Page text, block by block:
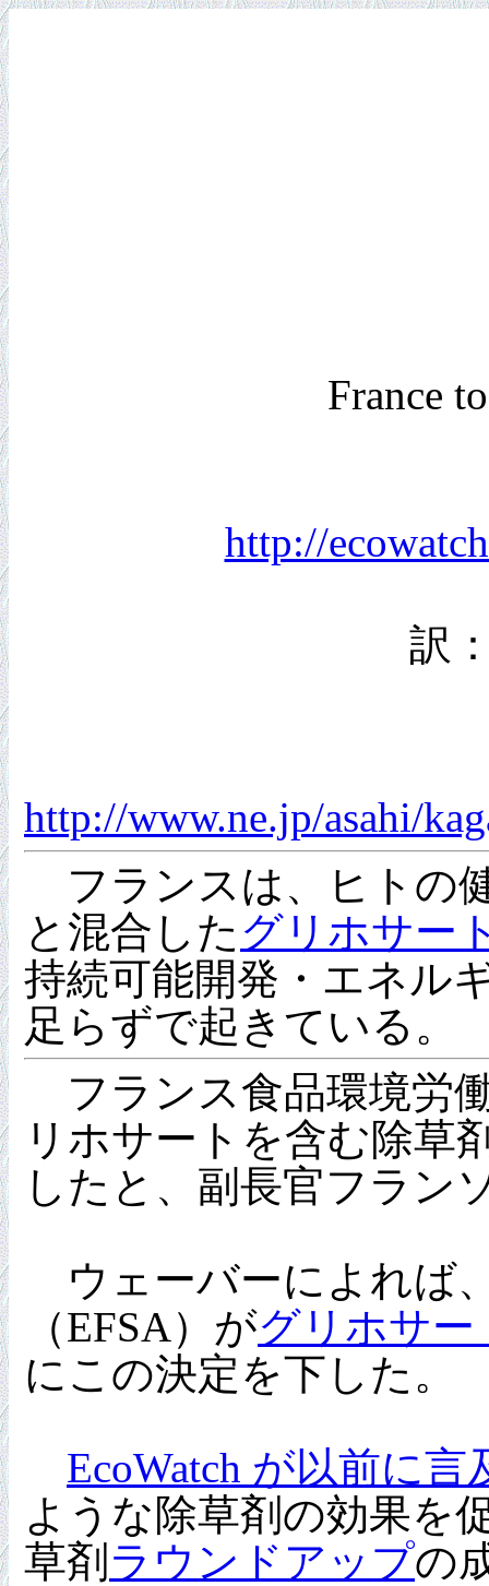
France
http://
訳
http://www.ne.jp/asahi/
フランスは、ヒトの
と混合した グリホサー
持続可能開発・エネル
足らずで起きている。
フランス食品環境労
リホサートを含む除草
したと、副長官フラン
ウェーバーによれば
（EFSA）がグリホサ
にこの決定を下した。
EcoWatch が以前に
ような除草剤の効果を
草剤 ラウンドアップの